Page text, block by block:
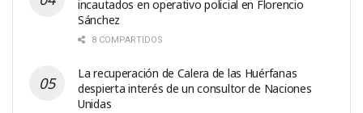
incautados en operativo policial en Florencio
Sánchez
8 COMPARTIDOS
La recuperación de Calera de las Huérfanas
despierta interés de un consultor de Naciones
Unidas